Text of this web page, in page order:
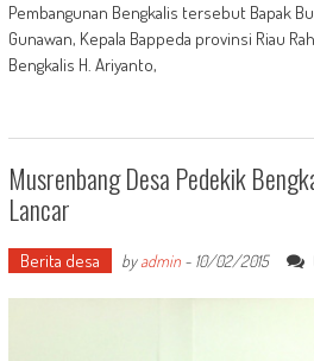
Pembangunan Bengkalis tersebut Bapak
Gunawan, Kepala Bappeda provinsi Riau
Bengkalis H. Ariyanto,
Musrenbang Desa Pedekik
Lancar
Berita desa byadmin- 10/02/2015